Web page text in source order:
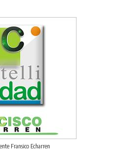
Fransico Echarren